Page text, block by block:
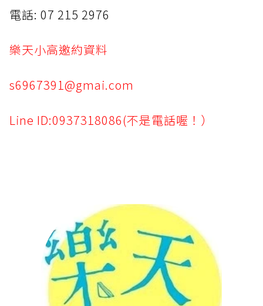
電話: 07 215 2976
樂天小高邀約資料
s6967391@gmai.com
Line ID:0937318086(不是電話喔！）